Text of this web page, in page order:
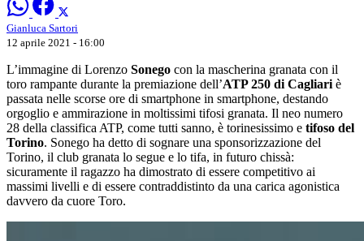
Gianluca Sartori
12 aprile 2021 - 16:00
L’immagine di Lorenzo Sonego con la mascherina granata con il
toro rampante durante la premiazione dell’ATP 250 di Cagliari è
passata nelle scorse ore di smartphone in smartphone, destando
orgoglio e ammirazione in moltissimi tifosi granata. Il neo numero
28 della classifica ATP, come tutti sanno, è torinesissimo e tifoso del
Torino. Sonego ha detto di sognare una sponsorizzazione del
Torino, il club granata lo segue e lo tifa, in futuro chissà:
sicuramente il ragazzo ha dimostrato di essere competitivo ai
massimi livelli e di essere contraddistinto da una carica agonistica
davvero da cuore Toro.